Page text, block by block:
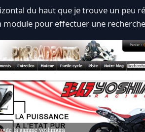
du haut que je trouve un peu
pour effectuer une